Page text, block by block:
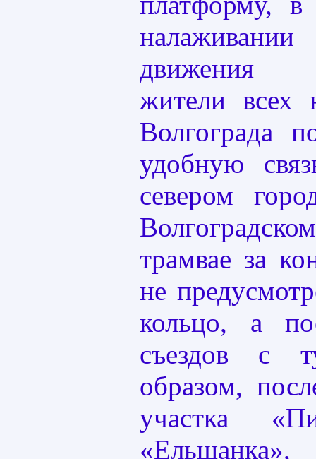
движения
жители всех
Волгограда
удобную
севером
трамвае за
не
кольцо, а
съездов с
образом,
участка